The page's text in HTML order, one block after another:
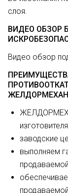
слоя.
ВИДЕО ОБЗОР
Видео обзор
заводские
выполняем